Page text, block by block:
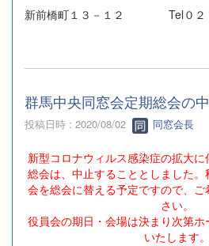
新前橋町１３－１２ Tel０２７
群馬中央同窓会定期総会の
投稿日時 : 2020/08/02 同窓会長
新型コロナウィルス感染症の拡大
総会は、中止することとしました
会を総会に替える予定ですので、
さい。
役員会の期日・会場は決まり次第
いたします。